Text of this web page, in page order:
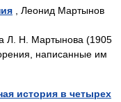
, Леонид Мартынов
Л. Н. Мартынова (1905
написанные им
история в четырех